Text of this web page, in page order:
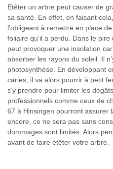
Etêter un arbre peut causer de
sa santé. En effet, en faisant
l’obligeant à remettre en place
foliaire qu’il a perdu. Dans le pire
peut provoquer une insolation
absorber les rayons du soleil. Il
photosynthèse. En développant
caries, il va alors pourrir à petit
s’y prendre pour limiter les
professionnels comme ceux de
67 à Hinsingen pourront assurer
encore, ce ne sera pas sans
dommages sont limités. Alors
avant de faire étêter votre arbre.